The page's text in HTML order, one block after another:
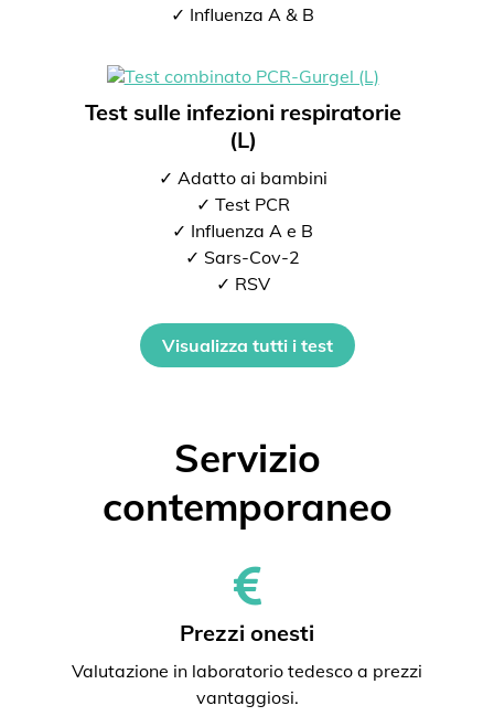
✓ Influenza A & B
Test sulle infezioni respiratorie
(L)
✓ Adatto ai bambini
✓ Test PCR
✓ Influenza A e B
✓ Sars-Cov-2
✓ RSV
Visualizza tutti i test
Servizio
contemporaneo
Prezzi onesti
Valutazione in laboratorio tedesco a prezzi
vantaggiosi.